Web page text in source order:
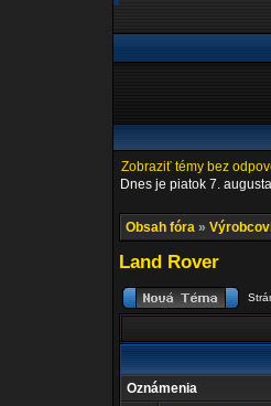
Zobraziť témy bez
Dnes je piatok 7.
Obsah fóra »
Land Rover
Oznámenia